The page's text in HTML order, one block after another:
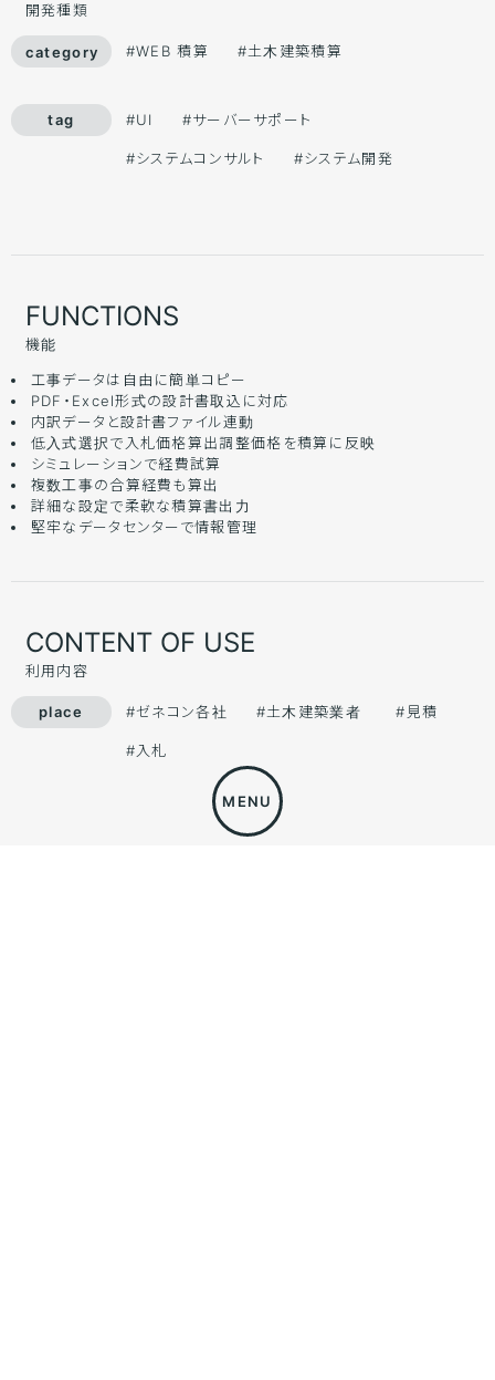
開発種類
#WEB 積算 #土木建築積算
#UI #サーバーサポート
#システムコンサルト #システム開発
FUNCTIONS
機能
工事データは自由に簡単コピー
PDF・Excel形式の設計書取込に対応
内訳データと設計書ファイル連動
低入式選択で入札価格算出調整価格を積算に反映
シミュレーションで経費試算
複数工事の合算経費も算出
詳細な設定で柔軟な積算書出力
堅牢なデータセンターで情報管理
CONTENT OF USE
利用内容
#ゼネコン各社 #土木建築業者 #見積
#入札